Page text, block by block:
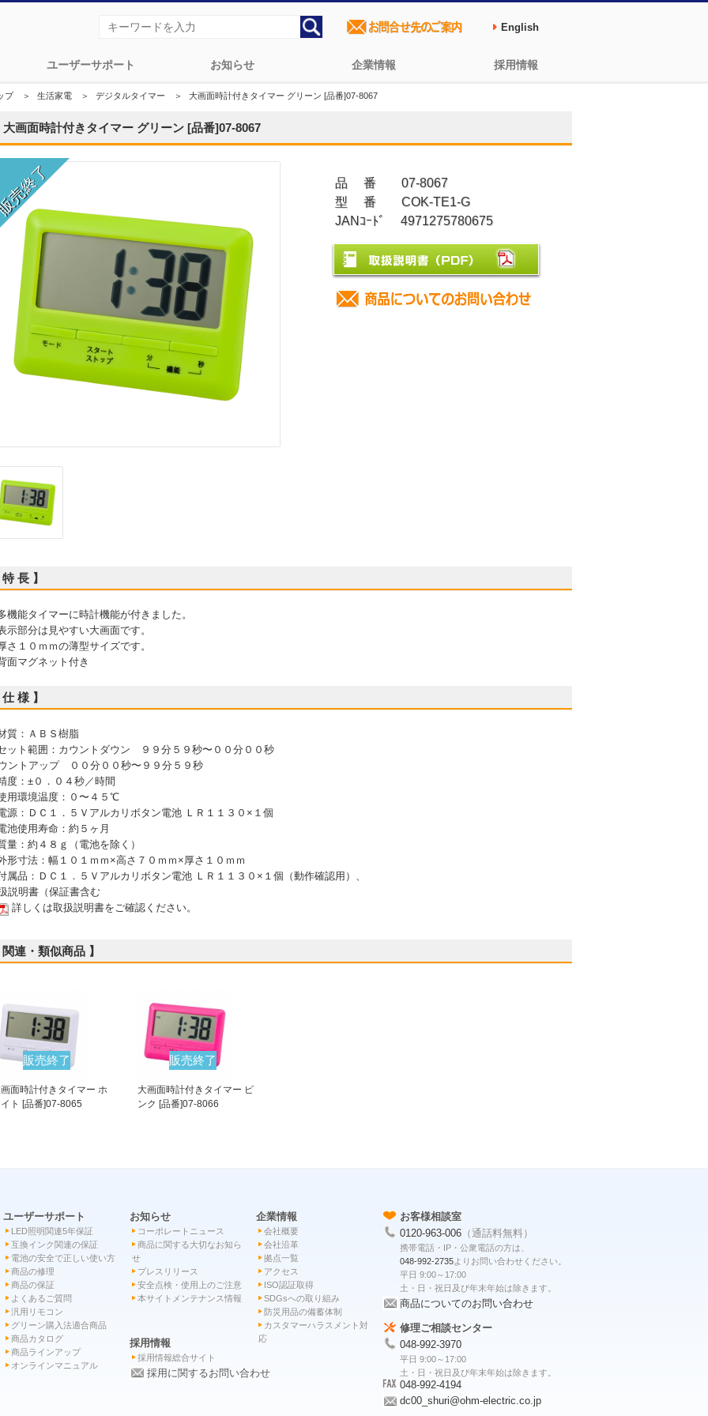
ユーザーサポート お知らせ 企業情報 採用情報
English
プ＞ 生活家電 ＞ デジタルタイマー ＞ 大画面時計付きタイマー グリーン [品番]07-8067
大画面時計付きタイマー グリーン [品番]07-8067
品 番 07-8067
型 番 COK-TE1-G
JANｺｰﾄﾞ 4971275780675
特 長 】
機能タイマーに時計機能が付きました。
示部分は見やすい大画面です。
さ１０ｍｍの薄型サイズです。
面マグネット付き
仕 様 】
質：ＡＢＳ樹脂
ット範囲：カウントダウン ９９分５９秒〜００分００秒
ントアップ ００分００秒〜９９分５９秒
度：±０．０４秒／時間
用環境温度：０〜４５℃
源：ＤＣ１．５Ｖアルカリボタン電池 ＬＲ１１３０×１個
池使用寿命：約５ヶ月
量：約４８ｇ（電池を除く）
形寸法：幅１０１ｍｍ×高さ７０ｍｍ×厚さ１０ｍｍ
属品：ＤＣ１．５Ｖアルカリボタン電池 ＬＲ１１３０×１個（動作確認用）、
説明書（保証書含む
詳しくは取扱説明書をご確認ください。
関連・類似商品 】
販売終了
面時計付きタイマー ホ
ト [品番]07-8065
販売終了
大画面時計付きタイマー ピ
ンク [品番]07-8066
ユーザーサポート
LED照明関連5年保証
互換インク関連の保証
電池の安全で正しい使い方
商品の修理
商品の保証
よくあるご質問
汎用リモコン
グリーン購入法適合商品
商品カタログ
商品ラインアップ
オンラインマニュアル
お知らせ
コーポレートニュース
商品に関する大切なお知ら
せ
プレスリリース
安全点検・使用上のご注意
本サイトメンテナンス情報
企業情報
会社概要
会社沿革
拠点一覧
アクセス
ISO認証取得
SDGsへの取り組み
防災用品の備蓄体制
カスタマーハラスメント対
応
採用情報
採用情報総合サイト
採用に関するお問い合わせ
お客様相談室
0120-963-006 （通話料無料）
携帯電話・IP・公衆電話の方は、
048-992-2735よりお問い合わせください。
平日 9:00～17:00
土・日・祝日及び年末年始は除きます。
商品についてのお問い合わせ
修理ご相談センター
048-992-3970
平日 9:00～17:00
土・日・祝日及び年末年始は除きます。
048-992-4194
dc00_shuri@ohm-electric.co.jp